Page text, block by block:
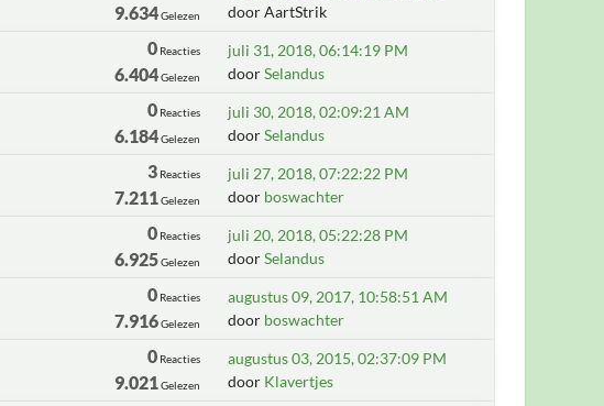
9.634Gelezen
door AartStrik
0 Reacties
6.404Gelezen
juli 31, 2018, 06:14:19 PM
doorSelandus
0 Reacties
6.184Gelezen
juli 30, 2018, 02:09:21 AM
doorSelandus
3 Reacties
7.211Gelezen
juli 27, 2018, 07:22:22 PM
door boswachter
0 Reacties
6.925Gelezen
juli 20, 2018, 05:22:28 PM
doorSelandus
0 Reacties
7.916Gelezen
augustus 09, 2017, 10:58:51 AM
door boswachter
0 Reacties
9.021Gelezen
augustus 03, 2015, 02:37:09 PM
door Klavertjes